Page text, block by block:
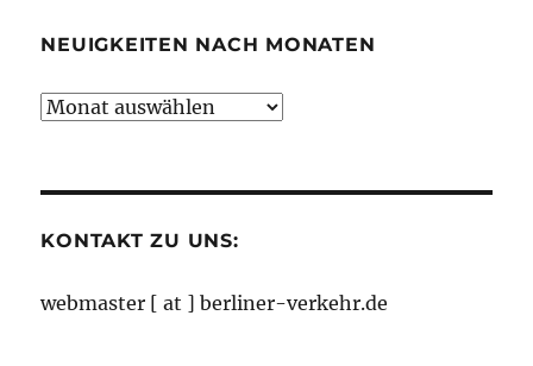
NEUIGKEITEN NACH MONATEN
Neuigkeiten
KONTAKT ZU UNS:
webmaster [ at ] berliner-verkehr.de